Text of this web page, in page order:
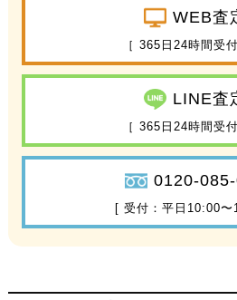
WEB査
［ 365日24時間受
LINE査
［ 365日24時間受
0120-
[ 受付：平日10:00〜